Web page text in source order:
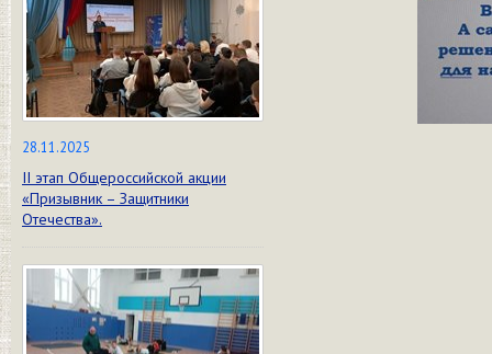
28.11.2025
II этап Общероссийской акции
«Призывник – Защитники
Отечества».